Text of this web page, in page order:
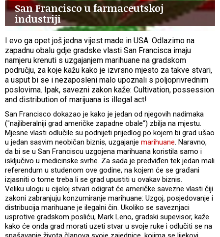
San Francisco u farmaceutskoj
industriji
I evo ga opet još jedna vijest made in USA. Odlazimo na
zapadnu obalu gdje gradske vlasti San Francisca imaju
namjeru krenuti s uzgajanjem marihuane na gradskom
području, za koje kažu kako je izvrsno mjesto za takve stvari,
a usput bi se i nezaposleni malo upoznali s poljoprivrednim
poslovima. Ipak, savezni zakon kaže: Cultivation, possession
and distribution of marijuana is illegal act!
San Francisco dokazao je kako je jedan od njegovih nadimaka
("najliberalniji grad američke zapadne obale") zbilja na mjestu.
Mjesne vlasti odlučile su podnijeti prijedlog po kojem bi grad ušao
u jedan sasvim neobičan biznis, uzgajanje marihuane. Naravno,
da bi se u San Franciscu uzgojena marihuana koristila samo i
isključivo u medicinske svrhe. Za sada je predviđen tek jedan mali
referendum u studenom ove godine, na kojem će se građani
izjasniti o tome treba li se grad upustiti u ovakav biznis.
Veliku ulogu u cijeloj stvari odigrat će američke savezne vlasti čiji
zakoni zabranjuju konzumiranje marihuane: Uzgoj, posjedovanje i
distribucija marihuane je ilegalni čin. Ukoliko se saveznjaci
usprotive gradskom posliću, Mark Leno, gradski supevisor, kaže
kako će onda grad morati uzeti stvar u svoje ruke i odlučiti se na